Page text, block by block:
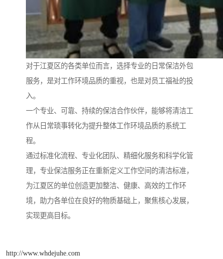
对于江夏区的各类单位而言，选择专业的日常保洁外包
服务，是对工作环境品质的重视，也是对员工福祉的投
入。
一个专业、可靠、持续的保洁合作伙伴，能够将清洁工
作从日常琐事转化为提升整体工作环境品质的系统工
程。
通过标准化流程、专业化团队、精细化服务和科学化管
理，专业保洁服务正在重新定义工作空间的清洁标准，
为江夏区的单位创造更加整洁、健康、高效的工作环
境，助力各单位在良好的物质基础上，聚焦核心发展，
实现更高目标。
http://www.whdejuhe.com